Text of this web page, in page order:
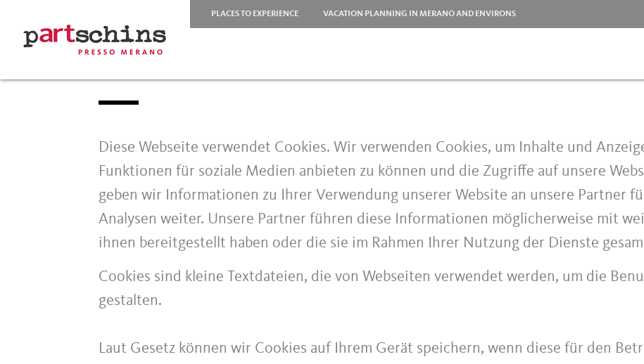
PLACES TO EXPERIENCE VACATION PLANNING IN MERANO AND ENVIRONS
Diese Webseite verwendet Cookies. Wir verwenden Cookies, um Inhalte und
Funktionen für soziale Medien anbieten zu können und die Zugriffe auf unsere
geben wir Informationen zu Ihrer Verwendung unserer Website an unsere Partner
Analysen weiter. Unsere Partner führen diese Informationen möglicherweise mit
ihnen bereitgestellt haben oder die sie im Rahmen Ihrer Nutzung der Dienste
Cookies sind kleine Textdateien, die von Webseiten verwendet werden, um die
gestalten.
Laut Gesetz können wir Cookies auf Ihrem Gerät speichern, wenn diese für den